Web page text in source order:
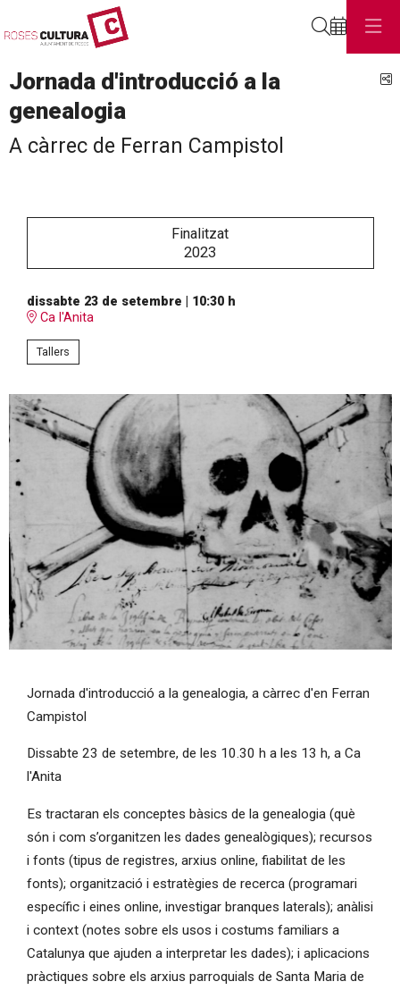
Jornada d'introducció a la
genealogia
A càrrec de Ferran Campistol
Finalitzat
2023
dissabte 23 de setembre
10:30 h
Ca l'Anita
Tallers
Jornada d'introducció a la genealogia, a càrrec d'en Ferran
Campistol
Dissabte 23 de setembre, de les 10.30 h a les 13 h, a Ca
l'Anita
Es tractaran els conceptes bàsics de la genealogia (què
són i com s’organitzen les dades genealògiques); recursos
i fonts (tipus de registres, arxius online, fiabilitat de les
fonts); organització i estratègies de recerca (programari
específic i eines online, investigar branques laterals); anàlisi
i context (notes sobre els usos i costums familiars a
Catalunya que ajuden a interpretar les dades); i aplicacions
pràctiques sobre els arxius parroquials de Santa Maria de